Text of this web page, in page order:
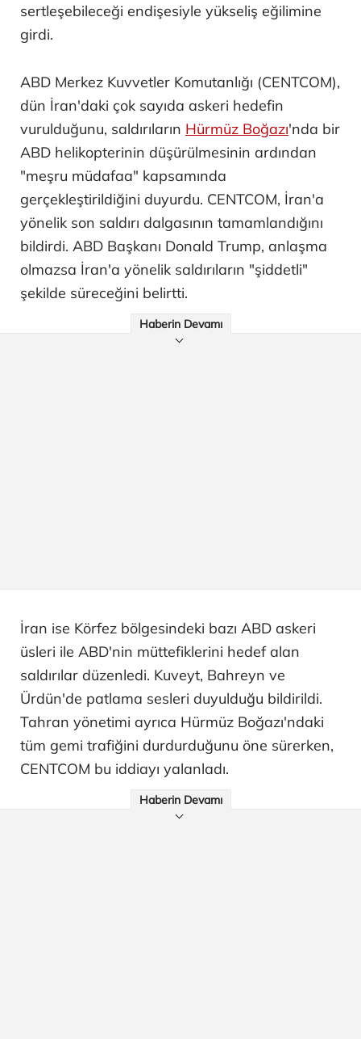
sertleşebileceği endişesiyle yükseliş eğilimine
girdi.
ABD Merkez Kuvvetler Komutanlığı (CENTCOM),
dün İran'daki çok sayıda askeri hedefin
vurulduğunu, saldırıların Hürmüz Boğazı'nda bir
ABD helikopterinin düşürülmesinin ardından
"meşru müdafaa" kapsamında
gerçekleştirildiğini duyurdu. CENTCOM, İran'a
yönelik son saldırı dalgasının tamamlandığını
bildirdi. ABD Başkanı Donald Trump, anlaşma
olmazsa İran'a yönelik saldırıların "şiddetli"
şekilde süreceğini belirtti.
Haberin Devamı
İran ise Körfez bölgesindeki bazı ABD askeri
üsleri ile ABD'nin müttefiklerini hedef alan
saldırılar düzenledi. Kuveyt, Bahreyn ve
Ürdün'de patlama sesleri duyulduğu bildirildi.
Tahran yönetimi ayrıca Hürmüz Boğazı'ndaki
tüm gemi trafiğini durdurduğunu öne sürerken,
CENTCOM bu iddiayı yalanladı.
Haberin Devamı